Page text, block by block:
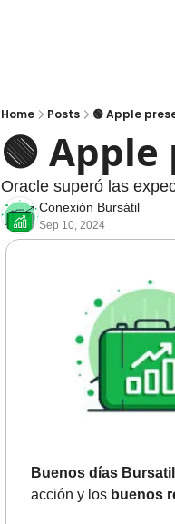
Home Posts 🟢 Apple
🟢
Oracle superó las
Conexión Bursátil
Sep 10, 2024
Buenos días
acción y los buenos